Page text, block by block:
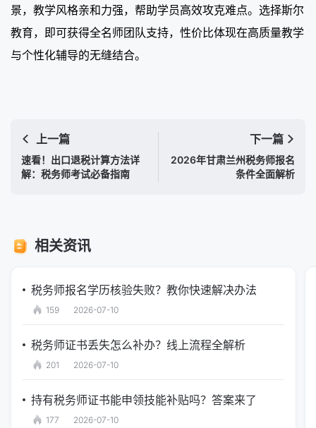
景，教学风格亲和力强，帮助学员高效攻克难点。选择斯尔
教育，即可获得全名师团队支持，性价比体现在高质量教学
与个性化辅导的无缝结合。
上一篇
速看！出口退税计算方法详
解：税务师考试必备指南
下一篇
2026年甘肃兰州税务师报名
条件全面解析
相关资讯
税务师报名学历核验失败？教你快速解决办法
159 2026-07-10
税务师证书丢失怎么补办？线上流程全解析
201 2026-07-10
持有税务师证书能申领技能补贴吗？答案来了
177 2026-07-10